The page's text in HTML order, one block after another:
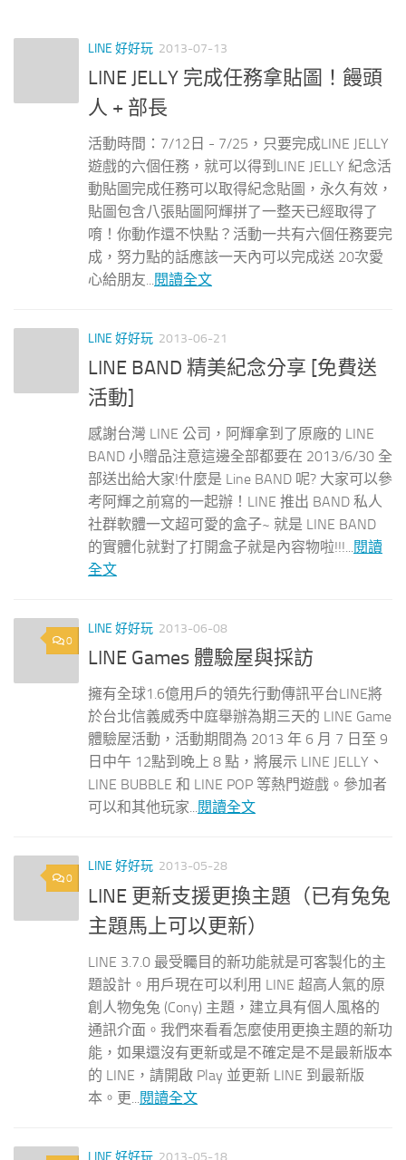
LINE 好好玩 2013-07-13
LINE JELLY 完成任務拿貼圖！饅頭
人 + 部長
活動時間：7/12日 - 7/25，只要完成LINE JELLY
遊戲的六個任務，就可以得到LINE JELLY 紀念活
動貼圖完成任務可以取得紀念貼圖，永久有效，
貼圖包含八張貼圖阿輝拼了一整天已經取得了
唷！你動作還不快點？活動一共有六個任務要完
成，努力點的話應該一天內可以完成送 20次愛
心給朋友...閱讀全文
LINE 好好玩 2013-06-21
LINE BAND 精美紀念分享 [免費送
活動]
感謝台灣 LINE 公司，阿輝拿到了原廠的 LINE
BAND 小贈品注意這邊全部都要在 2013/6/30 全
部送出給大家!什麼是 Line BAND 呢? 大家可以參
考阿輝之前寫的一起辦！LINE 推出 BAND 私人
社群軟體一文超可愛的盒子~ 就是 LINE BAND
的實體化就對了打開盒子就是內容物啦!!!...閱讀
全文
0
LINE 好好玩 2013-06-08
LINE Games 體驗屋與採訪
擁有全球1.6億用戶的領先行動傳訊平台LINE將
於台北信義威秀中庭舉辦為期三天的 LINE Game
體驗屋活動，活動期間為 2013 年 6 月 7 日至 9
日中午 12點到晚上 8 點，將展示 LINE JELLY、
LINE BUBBLE 和 LINE POP 等熱門遊戲。參加者
可以和其他玩家...閱讀全文
0
LINE 好好玩 2013-05-28
LINE 更新支援更換主題（已有兔兔
主題馬上可以更新）
LINE 3.7.0 最受矚目的新功能就是可客製化的主
題設計。用戶現在可以利用 LINE 超高人氣的原
創人物兔兔 (Cony) 主題，建立具有個人風格的
通訊介面。我們來看看怎麼使用更換主題的新功
能，如果還沒有更新或是不確定是不是最新版本
的 LINE，請開啟 Play 並更新 LINE 到最新版
本。更...
閱讀全文
LINE 好好玩 2013-05-18